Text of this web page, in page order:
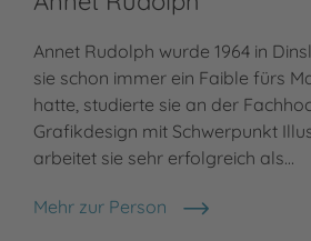
Annet Rudolph wurde 1964 in
sie schon immer ein Faible fürs
hatte, studierte sie an der
Grafikdesign mit Schwerpunkt
arbeitet sie sehr erfolgreich als…
Mehr zur Person
Annet Rudolph